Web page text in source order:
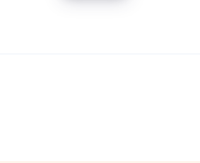
bəstə